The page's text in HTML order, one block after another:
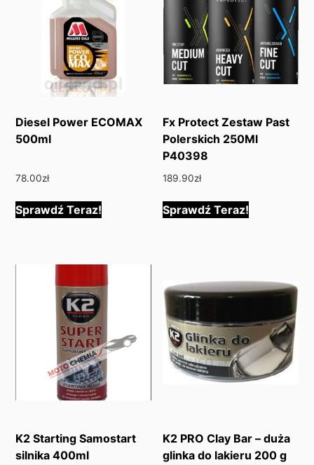
Diesel Power ECOMAX
500ml
78.00zł
Sprawdź Teraz!
Fx Protect Zestaw Past
Polerskich 250Ml
P40398
189.90zł
Sprawdź Teraz!
K2 Starting Samostart
silnika 400ml
K2 PRO Clay Bar – duża
glinka do lakieru 200 g